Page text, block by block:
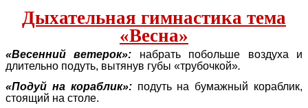
Дыхательная гимнастика тема
«Весна»
«Весенний ветерок»:
набрать побольше воздуха и
длительно подуть, вытянув губы «трубочкой».
«Подуй на кораблик»: подуть на бумажный кораблик,
стоящий на столе.